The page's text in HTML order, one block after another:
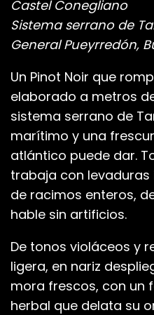
Castel Conegliano
Sistema serrano de
General Pueyrredón,
Un Pinot Noir que
elaborado a metros
sistema serrano de
marítimo y una
atlántico puede dar.
trabaja con
de racimos enteros,
hable sin artificios.
De tonos violáceos y
ligera, en nariz
mora frescos, con un
herbal que delata su